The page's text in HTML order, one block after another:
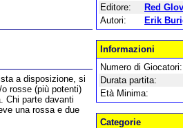
a disposizione, si
rosse (più potenti)
Chi parte davanti
una rossa e due
Editore:
Red
Autori:
Erik
Informazioni
Numero di Giocatori:
Durata partita:
Età Minima:
Categorie